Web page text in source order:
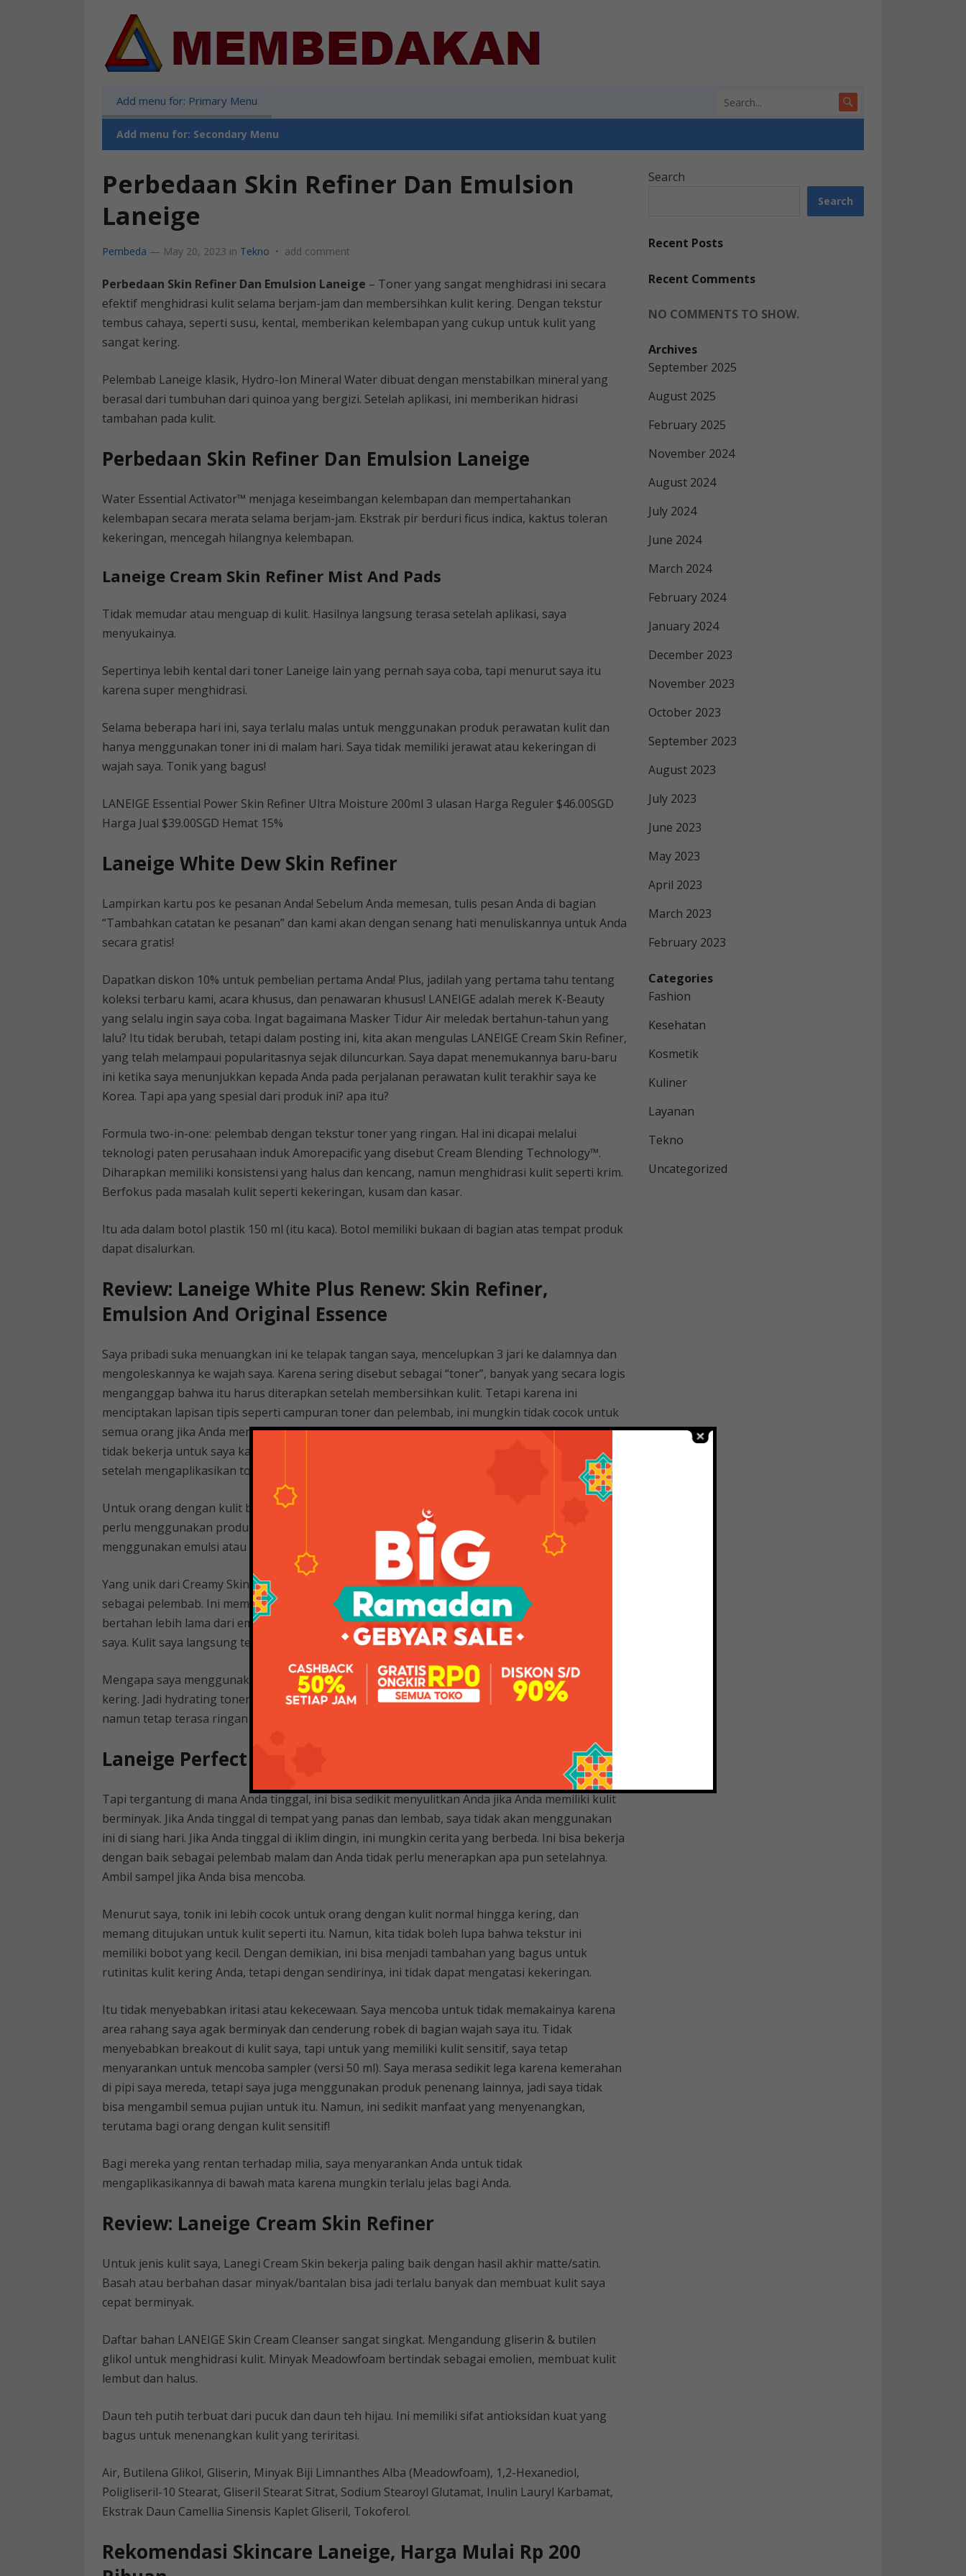
Add menu for: Primary Menu
Add menu for: Secondary Menu
Perbedaan Skin Refiner Dan Emulsion
Laneige
Pembeda — May 20, 2023 in Tekno • add comment
Perbedaan Skin Refiner Dan Emulsion Laneige – Toner yang sangat menghidrasi ini secara
efektif menghidrasi kulit selama berjam-jam dan membersihkan kulit kering. Dengan tekstur
tembus cahaya, seperti susu, kental, memberikan kelembapan yang cukup untuk kulit yang
sangat kering.
Pelembab Laneige klasik, Hydro-Ion Mineral Water dibuat dengan menstabilkan mineral yang
berasal dari tumbuhan dari quinoa yang bergizi. Setelah aplikasi, ini memberikan hidrasi
tambahan pada kulit.
Perbedaan Skin Refiner Dan Emulsion Laneige
Water Essential Activator™ menjaga keseimbangan kelembapan dan mempertahankan
kelembapan secara merata selama berjam-jam. Ekstrak pir berduri ficus indica, kaktus toleran
kekeringan, mencegah hilangnya kelembapan.
Laneige Cream Skin Refiner Mist And Pads
Tidak memudar atau menguap di kulit. Hasilnya langsung terasa setelah aplikasi, saya
menyukainya.
Sepertinya lebih kental dari toner Laneige lain yang pernah saya coba, tapi menurut saya itu
karena super menghidrasi.
Selama beberapa hari ini, saya terlalu malas untuk menggunakan produk perawatan kulit dan
hanya menggunakan toner ini di malam hari. Saya tidak memiliki jerawat atau kekeringan di
wajah saya. Tonik yang bagus!
LANEIGE Essential Power Skin Refiner Ultra Moisture 200ml 3 ulasan Harga Reguler $46.00SGD
Harga Jual $39.00SGD Hemat 15%
Laneige White Dew Skin Refiner
Lampirkan kartu pos ke pesanan Anda! Sebelum Anda memesan, tulis pesan Anda di bagian
“Tambahkan catatan ke pesanan” dan kami akan dengan senang hati menuliskannya untuk Anda
secara gratis!
Dapatkan diskon 10% untuk pembelian pertama Anda! Plus, jadilah yang pertama tahu tentang
koleksi terbaru kami, acara khusus, dan penawaran khusus! LANEIGE adalah merek K-Beauty
yang selalu ingin saya coba. Ingat bagaimana Masker Tidur Air meledak bertahun-tahun yang
lalu? Itu tidak berubah, tetapi dalam posting ini, kita akan mengulas LANEIGE Cream Skin Refiner,
yang telah melampaui popularitasnya sejak diluncurkan. Saya dapat menemukannya baru-baru
ini ketika saya menunjukkan kepada Anda pada perjalanan perawatan kulit terakhir saya ke
Korea. Tapi apa yang spesial dari produk ini? apa itu?
Formula two-in-one: pelembab dengan tekstur toner yang ringan. Hal ini dicapai melalui
teknologi paten perusahaan induk Amorepacific yang disebut Cream Blending Technology™.
Diharapkan memiliki konsistensi yang halus dan kencang, namun menghidrasi kulit seperti krim.
Berfokus pada masalah kulit seperti kekeringan, kusam dan kasar.
Itu ada dalam botol plastik 150 ml (itu kaca). Botol memiliki bukaan di bagian atas tempat produk
dapat disalurkan.
Review: Laneige White Plus Renew: Skin Refiner,
Emulsion And Original Essence
Saya pribadi suka menuangkan ini ke telapak tangan saya, mencelupkan 3 jari ke dalamnya dan
mengoleskannya ke wajah saya. Karena sering disebut sebagai “toner”, banyak yang secara logis
menganggap bahwa itu harus diterapkan setelah membersihkan kulit. Tetapi karena ini
menciptakan lapisan tipis seperti campuran toner dan pelembab, ini mungkin tidak cocok untuk
semua orang jika Anda menggunakannya sebagai langkah pertama dalam rutinitas Anda. Itu
tidak bekerja untuk saya karena masalah kekeringan saya, jadi saya selalu menggunakannya
setelah mengaplikasikan toner berair seperti toner Pyunkang Yul atau ampul / esensi.
Untuk orang dengan kulit berminyak, ini mungkin cukup sebagai langkah terakhir dan tidak
perlu menggunakan produk lain. Di sisi lain, jika Anda memiliki kulit kering, Anda bisa
menggunakan emulsi atau pelembap biasa setelahnya.
Yang unik dari Creamy Skin adalah teksturnya yang ringan seperti toner namun berfungsi
sebagai pelembab. Ini membentuk lapisan susu pada kulit dan saya perhatikan bahwa ini
bertahan lebih lama dari emulsi atau krim lain yang pernah saya coba. Itu sangat mengesankan
saya. Kulit saya langsung terasa halus dan montok. Membuat tekstur kulit halus.
Mengapa saya menggunakan kombinasi toner? Saya memiliki kulit berminyak yang cenderung
kering. Jadi hydrating toner dapat memberikan hidrasi sekaligus mempertahankan kelembapan
namun tetap terasa ringan di kulit.
Laneige Perfect Renew Youth Skin Refiner
Tapi tergantung di mana Anda tinggal, ini bisa sedikit menyulitkan Anda jika Anda memiliki kulit
berminyak. Jika Anda tinggal di tempat yang panas dan lembab, saya tidak akan menggunakan
ini di siang hari. Jika Anda tinggal di iklim dingin, ini mungkin cerita yang berbeda. Ini bisa bekerja
dengan baik sebagai pelembab malam dan Anda tidak perlu menerapkan apa pun setelahnya.
Ambil sampel jika Anda bisa mencoba.
Menurut saya, tonik ini lebih cocok untuk orang dengan kulit normal hingga kering, dan
memang ditujukan untuk kulit seperti itu. Namun, kita tidak boleh lupa bahwa tekstur ini
memiliki bobot yang kecil. Dengan demikian, ini bisa menjadi tambahan yang bagus untuk
rutinitas kulit kering Anda, tetapi dengan sendirinya, ini tidak dapat mengatasi kekeringan.
Itu tidak menyebabkan iritasi atau kekecewaan. Saya mencoba untuk tidak memakainya karena
area rahang saya agak berminyak dan cenderung robek di bagian wajah saya itu. Tidak
menyebabkan breakout di kulit saya, tapi untuk yang memiliki kulit sensitif, saya tetap
menyarankan untuk mencoba sampler (versi 50 ml). Saya merasa sedikit lega karena kemerahan
di pipi saya mereda, tetapi saya juga menggunakan produk penenang lainnya, jadi saya tidak
bisa mengambil semua pujian untuk itu. Namun, ini sedikit manfaat yang menyenangkan,
terutama bagi orang dengan kulit sensitif!
Bagi mereka yang rentan terhadap milia, saya menyarankan Anda untuk tidak
mengaplikasikannya di bawah mata karena mungkin terlalu jelas bagi Anda.
Review: Laneige Cream Skin Refiner
Untuk jenis kulit saya, Lanegi Cream Skin bekerja paling baik dengan hasil akhir matte/satin.
Basah atau berbahan dasar minyak/bantalan bisa jadi terlalu banyak dan membuat kulit saya
cepat berminyak.
Daftar bahan LANEIGE Skin Cream Cleanser sangat singkat. Mengandung gliserin & butilen
glikol untuk menghidrasi kulit. Minyak Meadowfoam bertindak sebagai emolien, membuat kulit
lembut dan halus.
Daun teh putih terbuat dari pucuk dan daun teh hijau. Ini memiliki sifat antioksidan kuat yang
bagus untuk menenangkan kulit yang teriritasi.
Air, Butilena Glikol, Gliserin, Minyak Biji Limnanthes Alba (Meadowfoam), 1,2-Hexanediol,
Poligliseril-10 Stearat, Gliseril Stearat Sitrat, Sodium Stearoyl Glutamat, Inulin Lauryl Karbamat,
Ekstrak Daun Camellia Sinensis Kaplet Gliseril, Tokoferol.
Rekomendasi Skincare Laneige, Harga Mulai Rp 200
Search
Search
Recent Posts
Recent Comments
NO COMMENTS TO SHOW.
Archives
September 2025
August 2025
February 2025
November 2024
August 2024
July 2024
June 2024
March 2024
February 2024
January 2024
December 2023
November 2023
October 2023
September 2023
August 2023
July 2023
June 2023
May 2023
April 2023
March 2023
February 2023
Categories
Fashion
Kesehatan
Kosmetik
Kuliner
Layanan
Tekno
Uncategorized